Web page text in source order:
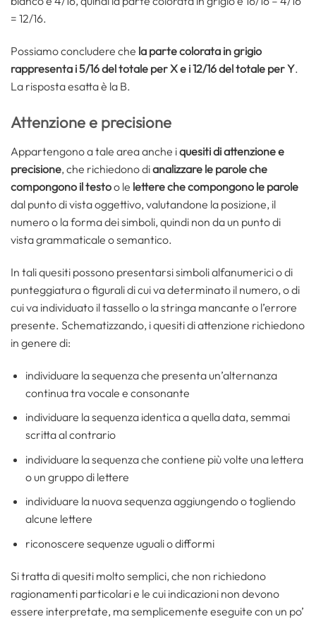
= 12/16.
Possiamo concludere che la parte colorata in grigio
rappresenta i 5/16 del totale per X e i 12/16 del totale per Y.
La risposta esatta è la B.
Attenzione e precisione
Appartengono a tale area anche iquesiti di attenzione e
precisione, che richiedono dianalizzare le parole che
compongono il testoo le lettere che compongono le parole
dal punto di vista oggettivo, valutandone la posizione, il
numero o la forma dei simboli, quindi non da un punto di
vista grammaticale o semantico.
In tali quesiti possono presentarsi simboli alfanumerici o di
punteggiatura o figurali di cui va determinato il numero, o di
cui va individuato il tassello o la stringa mancante o l’errore
presente. Schematizzando, i quesiti di attenzione richiedono
in genere di:
individuare la sequenza che presenta un’alternanza
continua tra vocale e consonante
individuare la sequenza identica a quella data, semmai
scritta al contrario
individuare la sequenza che contiene più volte una lettera
o un gruppo di lettere
individuare la nuova sequenza aggiungendo o togliendo
alcune lettere
riconoscere sequenze uguali o difformi
Si tratta di quesiti molto semplici, che non richiedono
ragionamenti particolari e le cui indicazioni non devono
essere interpretate, ma semplicemente eseguite con un po’